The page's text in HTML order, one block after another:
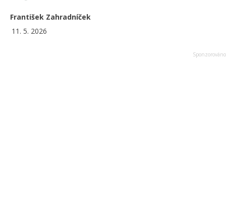
František Zahradníček
11. 5. 2026